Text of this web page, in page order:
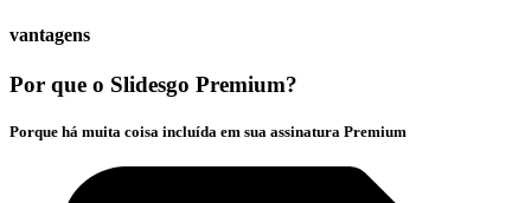
vantagens
Por que o Slidesgo Premium?
Porque há muita coisa incluída em sua assinatura Premium